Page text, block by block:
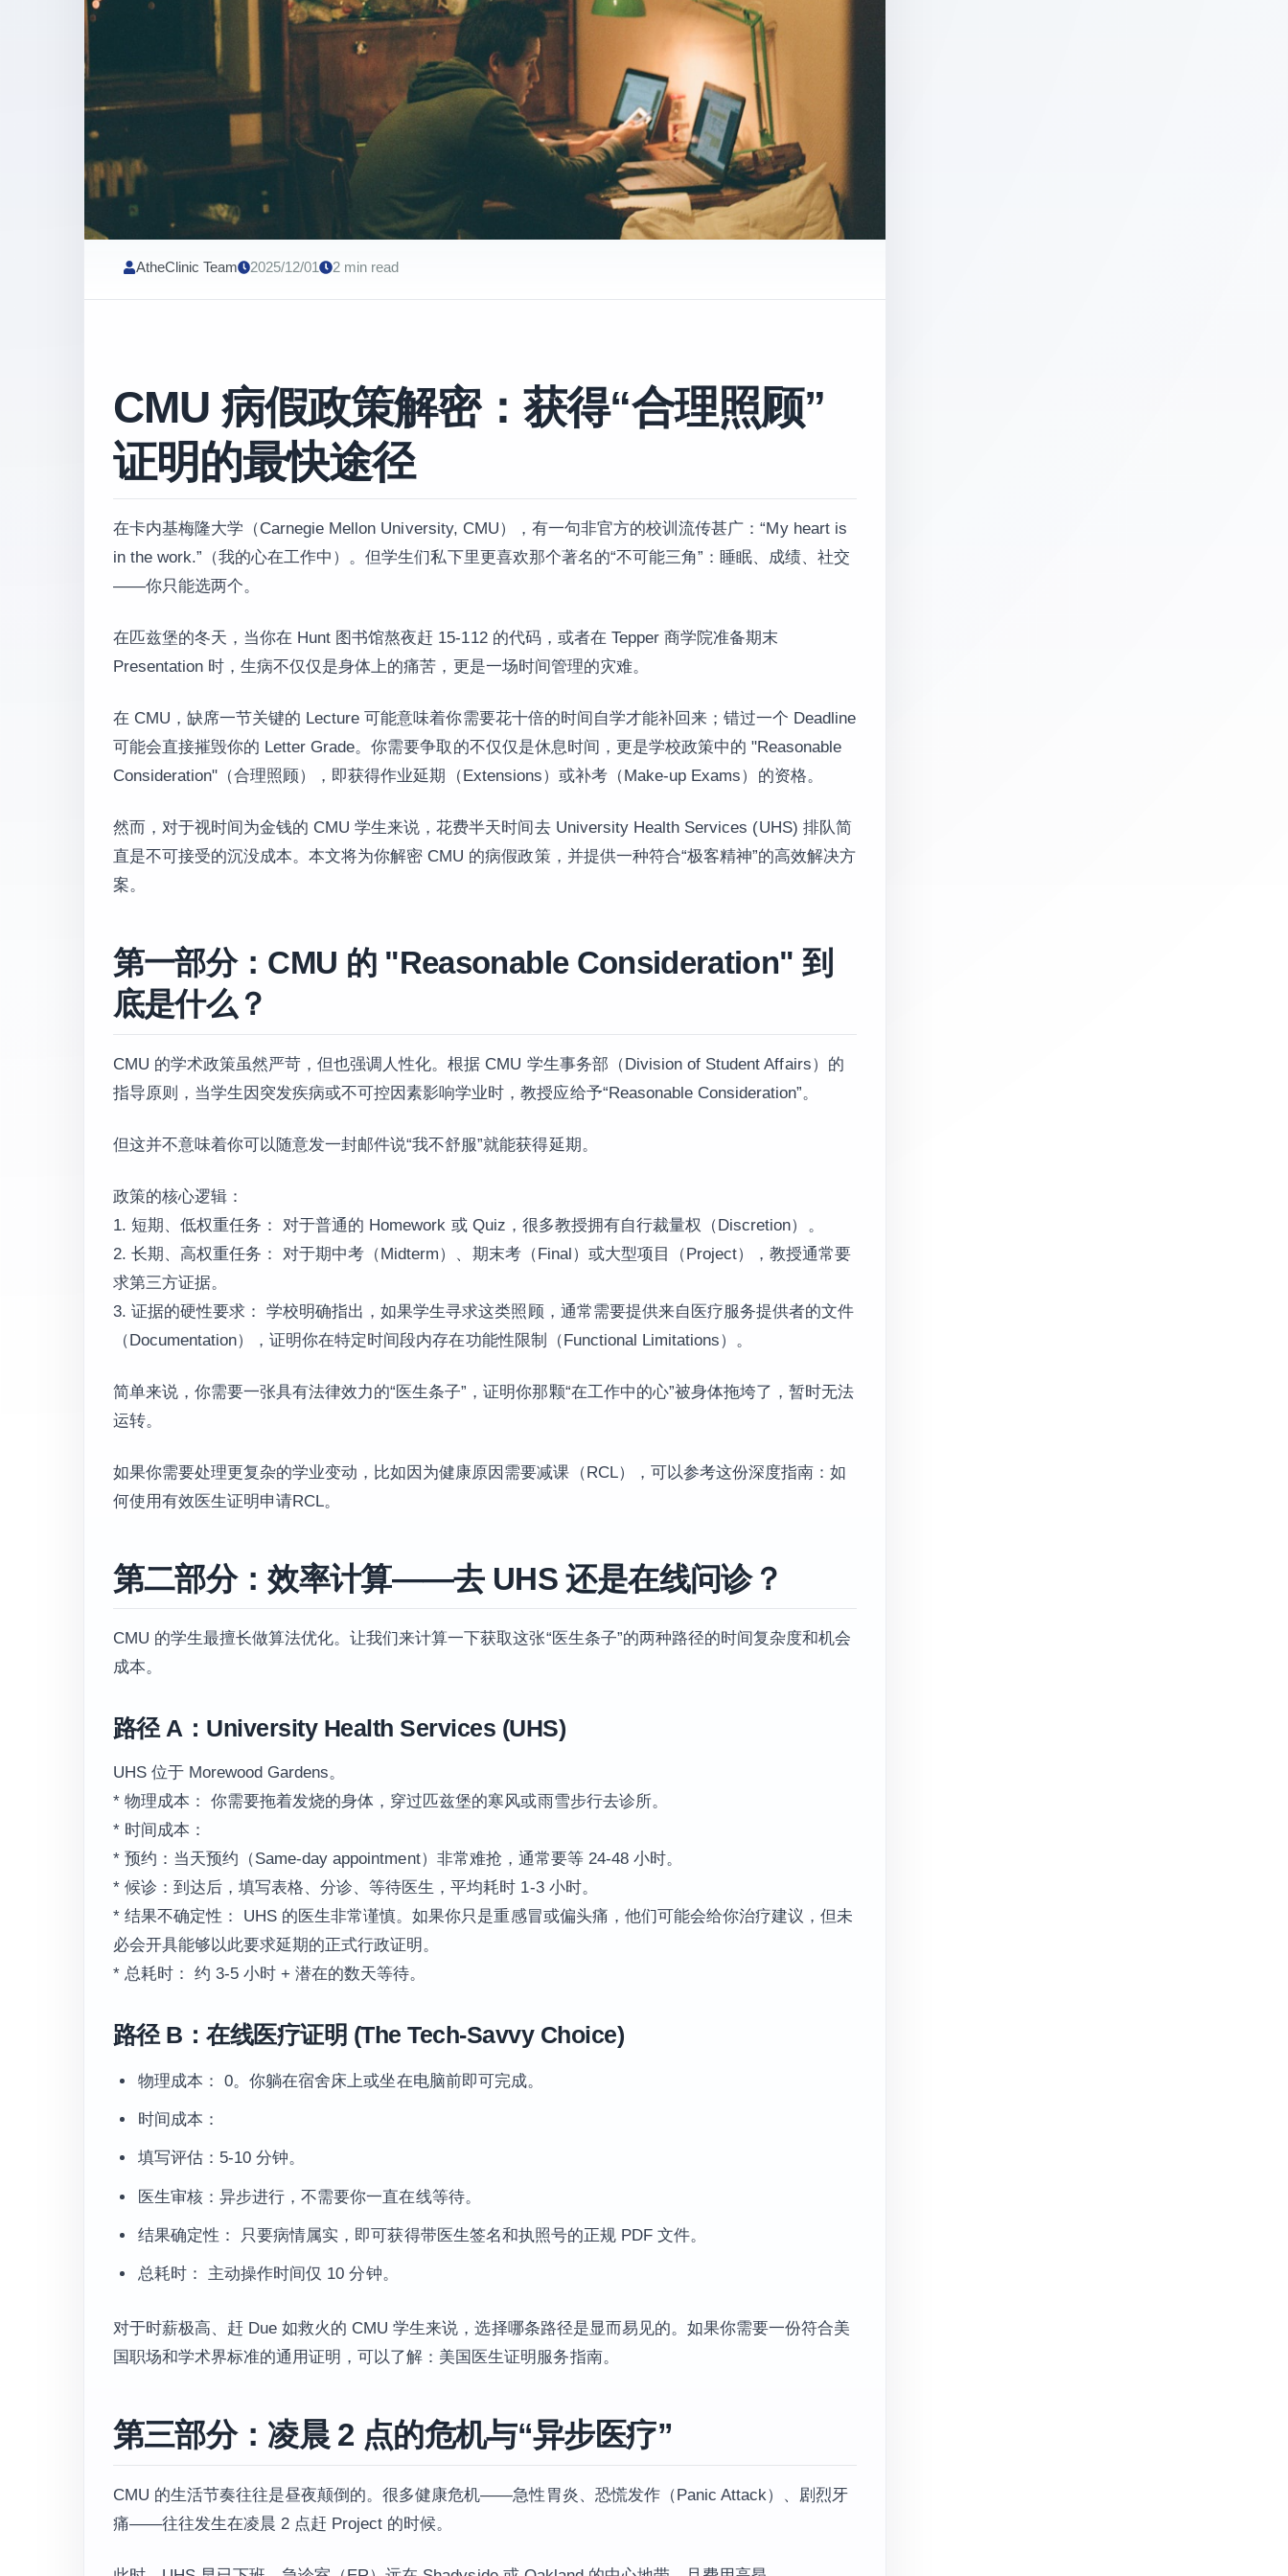
AtheClinic Team 2025/12/01 2 min read
CMU 病假政策解密：获得“合理照顾”
证明的最快途径
在卡内基梅隆大学（Carnegie Mellon University, CMU），有一句非官方的校训流传甚广：“My heart is
in the work.”（我的心在工作中）。但学生们私下里更喜欢那个著名的“不可能三角”：睡眠、成绩、社交
——你只能选两个。
在匹兹堡的冬天，当你在 Hunt 图书馆熬夜赶 15-112 的代码，或者在 Tepper 商学院准备期末
Presentation 时，生病不仅仅是身体上的痛苦，更是一场时间管理的灾难。
在 CMU，缺席一节关键的 Lecture 可能意味着你需要花十倍的时间自学才能补回来；错过一个 Deadline
可能会直接摧毁你的 Letter Grade。你需要争取的不仅仅是休息时间，更是学校政策中的 "Reasonable
Consideration"（合理照顾），即获得作业延期（Extensions）或补考（Make-up Exams）的资格。
然而，对于视时间为金钱的 CMU 学生来说，花费半天时间去 University Health Services (UHS) 排队简
直是不可接受的沉没成本。本文将为你解密 CMU 的病假政策，并提供一种符合“极客精神”的高效解决方
案。
第一部分：CMU 的 "Reasonable Consideration" 到
底是什么？
CMU 的学术政策虽然严苛，但也强调人性化。根据 CMU 学生事务部（Division of Student Affairs）的
指导原则，当学生因突发疾病或不可控因素影响学业时，教授应给予“Reasonable Consideration”。
但这并不意味着你可以随意发一封邮件说“我不舒服”就能获得延期。
政策的核心逻辑：
1. 短期、低权重任务： 对于普通的 Homework 或 Quiz，很多教授拥有自行裁量权（Discretion）。
2. 长期、高权重任务： 对于期中考（Midterm）、期末考（Final）或大型项目（Project），教授通常要
求第三方证据。
3. 证据的硬性要求： 学校明确指出，如果学生寻求这类照顾，通常需要提供来自医疗服务提供者的文件
（Documentation），证明你在特定时间段内存在功能性限制（Functional Limitations）。
简单来说，你需要一张具有法律效力的“医生条子”，证明你那颗“在工作中的心”被身体拖垮了，暂时无法
运转。
如果你需要处理更复杂的学业变动，比如因为健康原因需要减课（RCL），可以参考这份深度指南：如
何使用有效医生证明申请RCL。
第二部分：效率计算——去 UHS 还是在线问诊？
CMU 的学生最擅长做算法优化。让我们来计算一下获取这张“医生条子”的两种路径的时间复杂度和机会
成本。
路径 A：University Health Services (UHS)
UHS 位于 Morewood Gardens。
* 物理成本： 你需要拖着发烧的身体，穿过匹兹堡的寒风或雨雪步行去诊所。
* 时间成本：
* 预约：当天预约（Same-day appointment）非常难抢，通常要等 24-48 小时。
* 候诊：到达后，填写表格、分诊、等待医生，平均耗时 1-3 小时。
* 结果不确定性： UHS 的医生非常谨慎。如果你只是重感冒或偏头痛，他们可能会给你治疗建议，但未
必会开具能够以此要求延期的正式行政证明。
* 总耗时： 约 3-5 小时 + 潜在的数天等待。
路径 B：在线医疗证明 (The Tech-Savvy Choice)
物理成本： 0。你躺在宿舍床上或坐在电脑前即可完成。
时间成本：
填写评估：5-10 分钟。
医生审核：异步进行，不需要你一直在线等待。
结果确定性： 只要病情属实，即可获得带医生签名和执照号的正规 PDF 文件。
总耗时： 主动操作时间仅 10 分钟。
对于时薪极高、赶 Due 如救火的 CMU 学生来说，选择哪条路径是显而易见的。如果你需要一份符合美
国职场和学术界标准的通用证明，可以了解：美国医生证明服务指南。
第三部分：凌晨 2 点的危机与“异步医疗”
CMU 的生活节奏往往是昼夜颠倒的。很多健康危机——急性胃炎、恐慌发作（Panic Attack）、剧烈牙
痛——往往发生在凌晨 2 点赶 Project 的时候。